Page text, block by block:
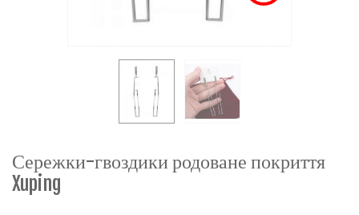
Сережки-гвоздики родоване покриття
Xuping